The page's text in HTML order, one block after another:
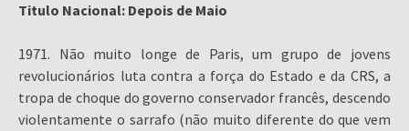
Titulo Nacional: Depois de Maio
1971. Não muito longe de Paris, um grupo de jovens
revolucionários luta contra a força do Estado e da CRS, a
tropa de choque do governo conservador francês, descendo
violentamente o sarrafo (não muito diferente do que vem